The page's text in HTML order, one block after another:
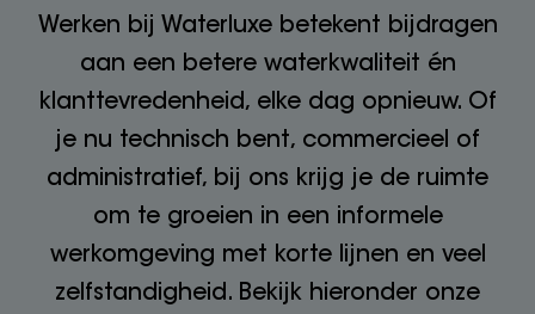
Werken bij Waterluxe betekent bijdragen
aan een betere waterkwaliteit én
klanttevredenheid, elke dag opnieuw. Of
je nu technisch bent, commercieel of
administratief, bij ons krijg je de ruimte
om te groeien in een informele
werkomgeving met korte lijnen en veel
zelfstandigheid. Bekijk hieronder onze